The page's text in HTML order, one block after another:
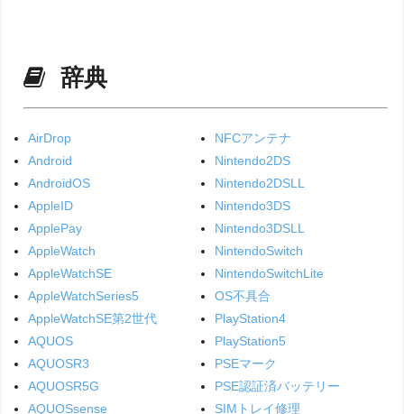
辞典
AirDrop
Android
AndroidOS
AppleID
ApplePay
AppleWatch
AppleWatchSE
AppleWatchSeries5
AppleWatchSE第2世代
AQUOS
AQUOSR3
AQUOSR5G
AQUOSsense
NFCアンテナ
Nintendo2DS
Nintendo2DSLL
Nintendo3DS
Nintendo3DSLL
NintendoSwitch
NintendoSwitchLite
OS不具合
PlayStation4
PlayStation5
PSEマーク
PSE認証済バッテリー
SIMトレイ修理